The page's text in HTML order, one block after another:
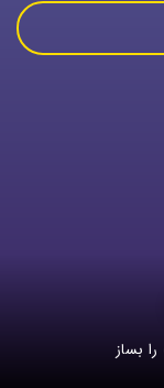
توانید به ما
بساز